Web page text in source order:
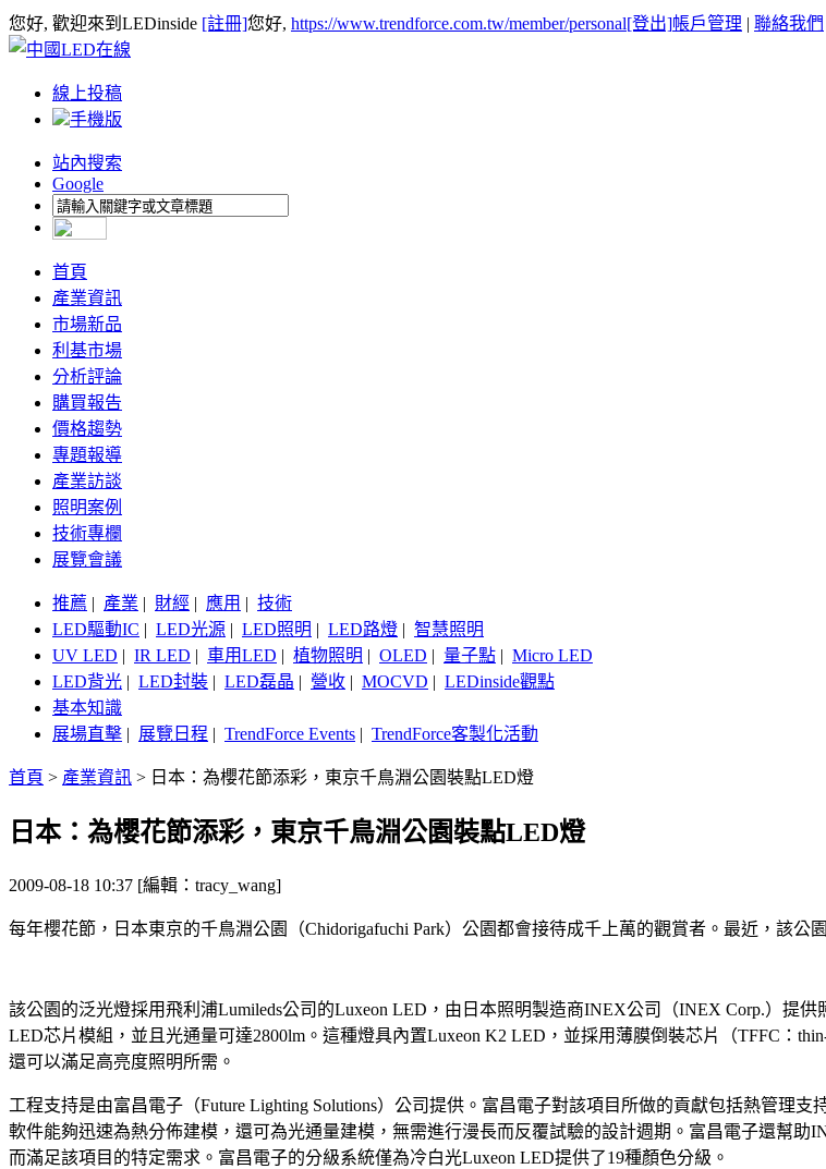
您好, 歡迎來到LEDinside [註冊]您好, https://www.trendforce.com.tw/member/personal[登出]帳戶管理 | 聯絡我們
線上投稿
手機版
站內搜索
Google
首頁
產業資訊
市場新品
利基市場
分析評論
購買報告
價格趨勢
專題報導
產業訪談
照明案例
技術專欄
展覽會議
推薦 | 產業 | 財經 | 應用 | 技術
LED驅動IC | LED光源 | LED照明 | LED路燈 | 智慧照明
UV LED | IR LED | 車用LED | 植物照明 | OLED | 量子點 | Micro LED
LED背光 | LED封裝 | LED磊晶 | 營收 | MOCVD | LEDinside觀點
基本知識
展場直擊 | 展覽日程 | TrendForce Events | TrendForce客製化活動
首頁 > 產業資訊 > 日本：為櫻花節添彩，東京千鳥淵公園裝點LED燈
日本：為櫻花節添彩，東京千鳥淵公園裝點LED燈
2009-08-18 10:37 [編輯：tracy_wang]
每年櫻花節，日本東京的千鳥淵公園（Chidorigafuchi Park）公園都會接待成千上萬的觀賞者。最近，該
該公園的泛光燈採用飛利浦Lumileds公司的Luxeon LED，由日本照明製造商INEX公司（INEX Corp.）提
LED芯片模組，並且光通量可達2800lm。這種燈具內置Luxeon K2 LED，並採用薄膜倒裝芯片（TFFC：
還可以滿足高亮度照明所需。
工程支持是由富昌電子（Future Lighting Solutions）公司提供。富昌電子對該項目所做的貢獻包括熱管理
軟件能夠迅速為熱分佈建模，還可為光通量建模，無需進行漫長而反覆試驗的設計週期。富昌電子還幫
而滿足該項目的特定需求。富昌電子的分級系統僅為冷白光Luxeon LED提供了19種顏色分級。